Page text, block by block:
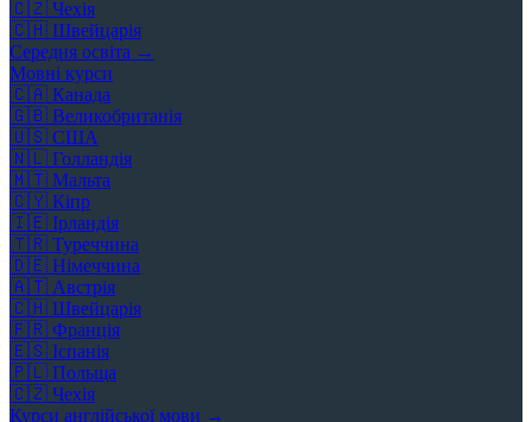
🇨🇿 Чехія
🇨🇭 Швейцарія
Середня освіта →
Мовні курси
🇨🇦 Канада
🇬🇧 Великобританія
🇺🇸 США
🇳🇱 Голландія
🇲🇹 Мальта
🇨🇾 Кіпр
🇮🇪 Ірландія
🇹🇷 Туреччина
🇩🇪 Німеччина
🇦🇹 Австрія
🇨🇭 Швейцарія
🇫🇷 Франція
🇪🇸 Іспанія
🇵🇱 Польща
🇨🇿 Чехія
Курси англійської мови →